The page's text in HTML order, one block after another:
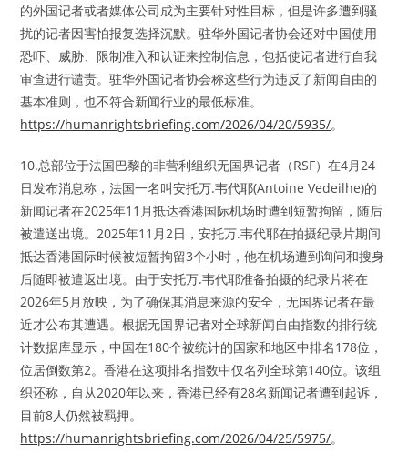
的外国记者或者媒体公司成为主要针对性目标，但是许多遭到骚
扰的记者因害怕报复选择沉默。驻华外国记者协会还对中国使用
恐吓、威胁、限制准入和认证来控制信息，包括使记者进行自我
审查进行谴责。驻华外国记者协会称这些行为违反了新闻自由的
基本准则，也不符合新闻行业的最低标准。
https://humanrightsbriefing.com/2026/04/20/5935/。
10.总部位于法国巴黎的非营利组织无国界记者（RSF）在4月24
日发布消息称，法国一名叫安托万.韦代耶(Antoine Vedeilhe)的
新闻记者在2025年11月抵达香港国际机场时遭到短暂拘留，随后
被遣送出境。2025年11月2日，安托万.韦代耶在拍摄纪录片期间
抵达香港国际时候被短暂拘留3个小时，他在机场遭到询问和搜身
后随即被遣返出境。由于安托万.韦代耶准备拍摄的纪录片将在
2026年5月放映，为了确保其消息来源的安全，无国界记者在最
近才公布其遭遇。根据无国界记者对全球新闻自由指数的排行统
计数据库显示，中国在180个被统计的国家和地区中排名178位，
位居倒数第2。香港在这项排名指数中仅名列全球第140位。该组
织还称，自从2020年以来，香港已经有28名新闻记者遭到起诉，
目前8人仍然被羁押。
https://humanrightsbriefing.com/2026/04/25/5975/。